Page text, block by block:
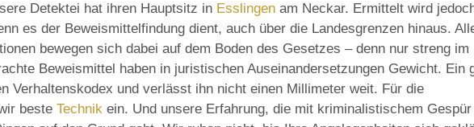
Detektei hat ihren Hauptsitz in Esslingen am Neckar. Ermittelt wird
es der Beweismittelfindung dient, auch über die Landesgrenzen hinaus.
bewegen sich dabei auf dem Boden des Gesetzes – denn nur streng im
Beweismittel haben in juristischen Auseinandersetzungen Gewicht. Ein
Verhaltenskodex und verlässt ihn nicht einen Millimeter weit. Für die
beste Technik ein. Und unsere Erfahrung, die mit kriminalistischem Gespür